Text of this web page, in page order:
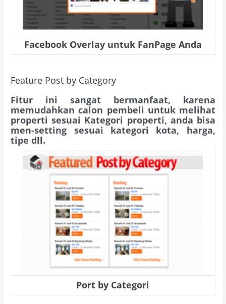
Facebook Overlay untuk FanPage Anda
Feature Post by Category
Fitur ini sangat bermanfaat, karena
memudahkan calon pembeli untuk melihat
properti sesuai Kategori properti, anda bisa
men-setting sesuai kategori kota, harga,
tipe dll.
Port by Categori